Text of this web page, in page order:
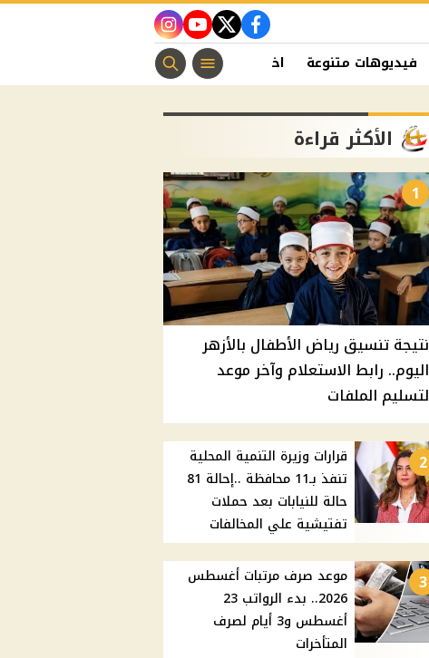
facebook
twitter
youtube
instagram
فيديوهات متنوعة اخبار الفن منوعات مسيحية
الأكثر قراءة
1
نتيجة تنسيق رياض الأطفال بالأزهر
اليوم.. رابط الاستعلام وآخر موعد
لتسليم الملفات
2
قرارات وزيرة التنمية المحلية
تنفذ بـ11 محافظة ..إحالة 81
حالة للنيابات بعد حملات
تفتيشية علي المخالفات
3
موعد صرف مرتبات أغسطس
2026.. بدء الرواتب 23
أغسطس و3 أيام لصرف
المتأخرات